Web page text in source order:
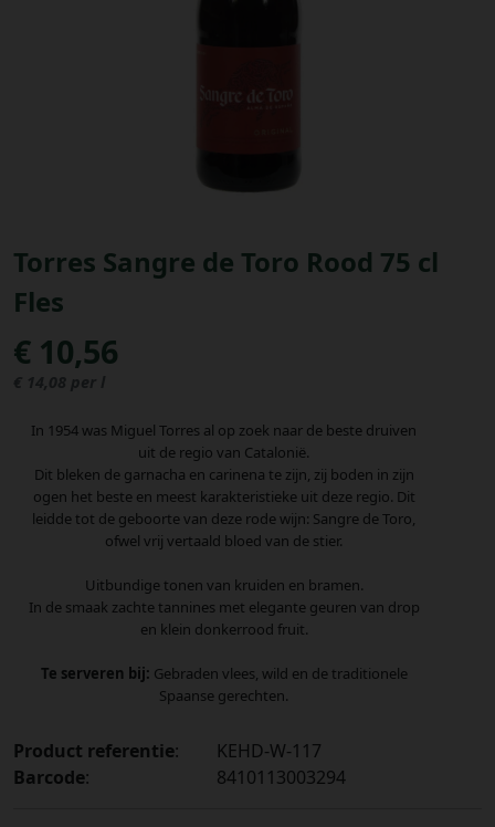
Torres Sangre de Toro Rood 75 cl
Fles
€ 10,56
€ 14,08 per l
In 1954 was Miguel Torres al op zoek naar de beste druiven
uit de regio van Catalonië.
Dit bleken de garnacha en carinena te zijn, zij boden in zijn
ogen het beste en meest karakteristieke uit deze regio. Dit
leidde tot de geboorte van deze rode wijn: Sangre de Toro,
ofwel vrij vertaald bloed van de stier.
Uitbundige tonen van kruiden en bramen.
In de smaak zachte tannines met elegante geuren van drop
en klein donkerrood fruit.
Te serveren bij: Gebraden vlees, wild en de traditionele
Spaanse gerechten.
Product referentie:
KEHD-W-117
Barcode: 8410113003294